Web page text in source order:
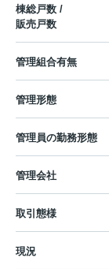
棟総戸数 /
販売戸数
管理組合有無
管理形態
管理員の勤務形態
管理会社
取引態様
現況